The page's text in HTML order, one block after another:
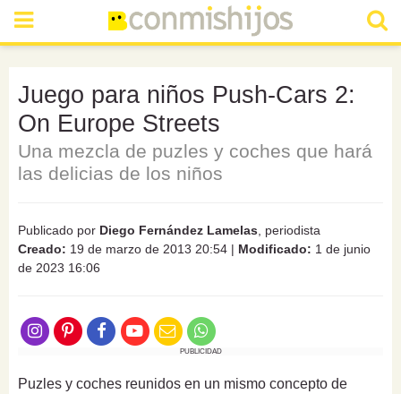
Juego para niños Push-Cars 2:
On Europe Streets
Una mezcla de puzles y coches que hará
las delicias de los niños
Publicado por Diego Fernández Lamelas , periodista
Creado: 19 de marzo de 2013 20:54 | Modificado: 1 de junio
de 2023 16:06
PUBLICIDAD
Puzles y coches reunidos en un mismo concepto de